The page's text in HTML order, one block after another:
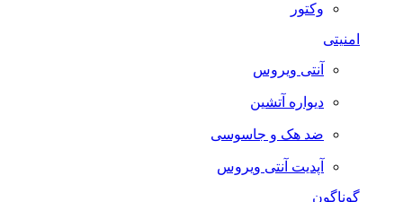
وکتور
امنیتی
آنتی ویروس
دیواره آتشین
ضد هک و جاسوسی
آپدیت آنتی ویروس
گوناگون